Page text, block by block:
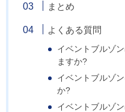
まとめ
よくある質問
イベントブルゾ
ますか?
イベントブルゾ
か?
イベントブルゾ